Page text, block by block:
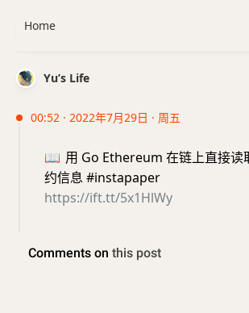
Yu’s Life
00:52 · 2022年7月29日 · 周五
📖 用 Go Ethereum 在链上直接读
约信息 #instapaper
https://ift.tt/5x1HlWy
Home